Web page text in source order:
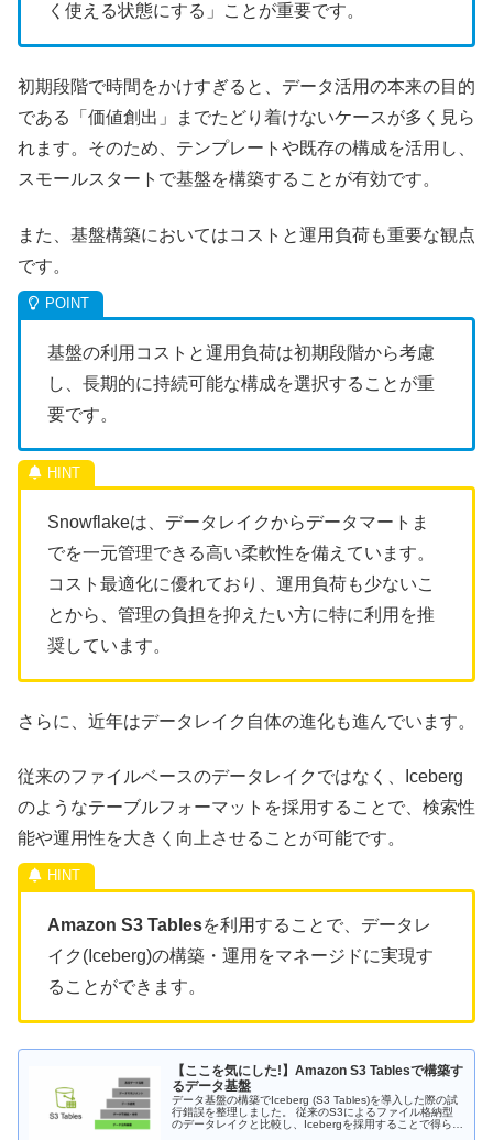
く使える状態にする」ことが重要です。
初期段階で時間をかけすぎると、データ活用の本来の目的
である「価値創出」までたどり着けないケースが多く見ら
れます。そのため、テンプレートや既存の構成を活用し、
スモールスタートで基盤を構築することが有効です。
また、基盤構築においてはコストと運用負荷も重要な観点
です。
基盤の利用コストと運用負荷は初期段階から考慮
し、長期的に持続可能な構成を選択することが重
要です。
Snowflakeは、データレイクからデータマートま
でを一元管理できる高い柔軟性を備えています。
コスト最適化に優れており、運用負荷も少ないこ
とから、管理の負担を抑えたい方に特に利用を推
奨しています。
さらに、近年はデータレイク自体の進化も進んでいます。
従来のファイルベースのデータレイクではなく、Iceberg
のようなテーブルフォーマットを採用することで、検索性
能や運用性を大きく向上させることが可能です。
Amazon S3 Tablesを利用することで、データレ
イク(Iceberg)の構築・運用をマネージドに実現す
ることができます。
【ここを気にした!】Amazon S3 Tablesで構築す
るデータ基盤
データ基盤の構築でIceberg (S3 Tables)を導入した際の試
行錯誤を整理しました。 従来のS3によるファイル格納型
のデータレイクと比較し、Icebergを採用することで得られ